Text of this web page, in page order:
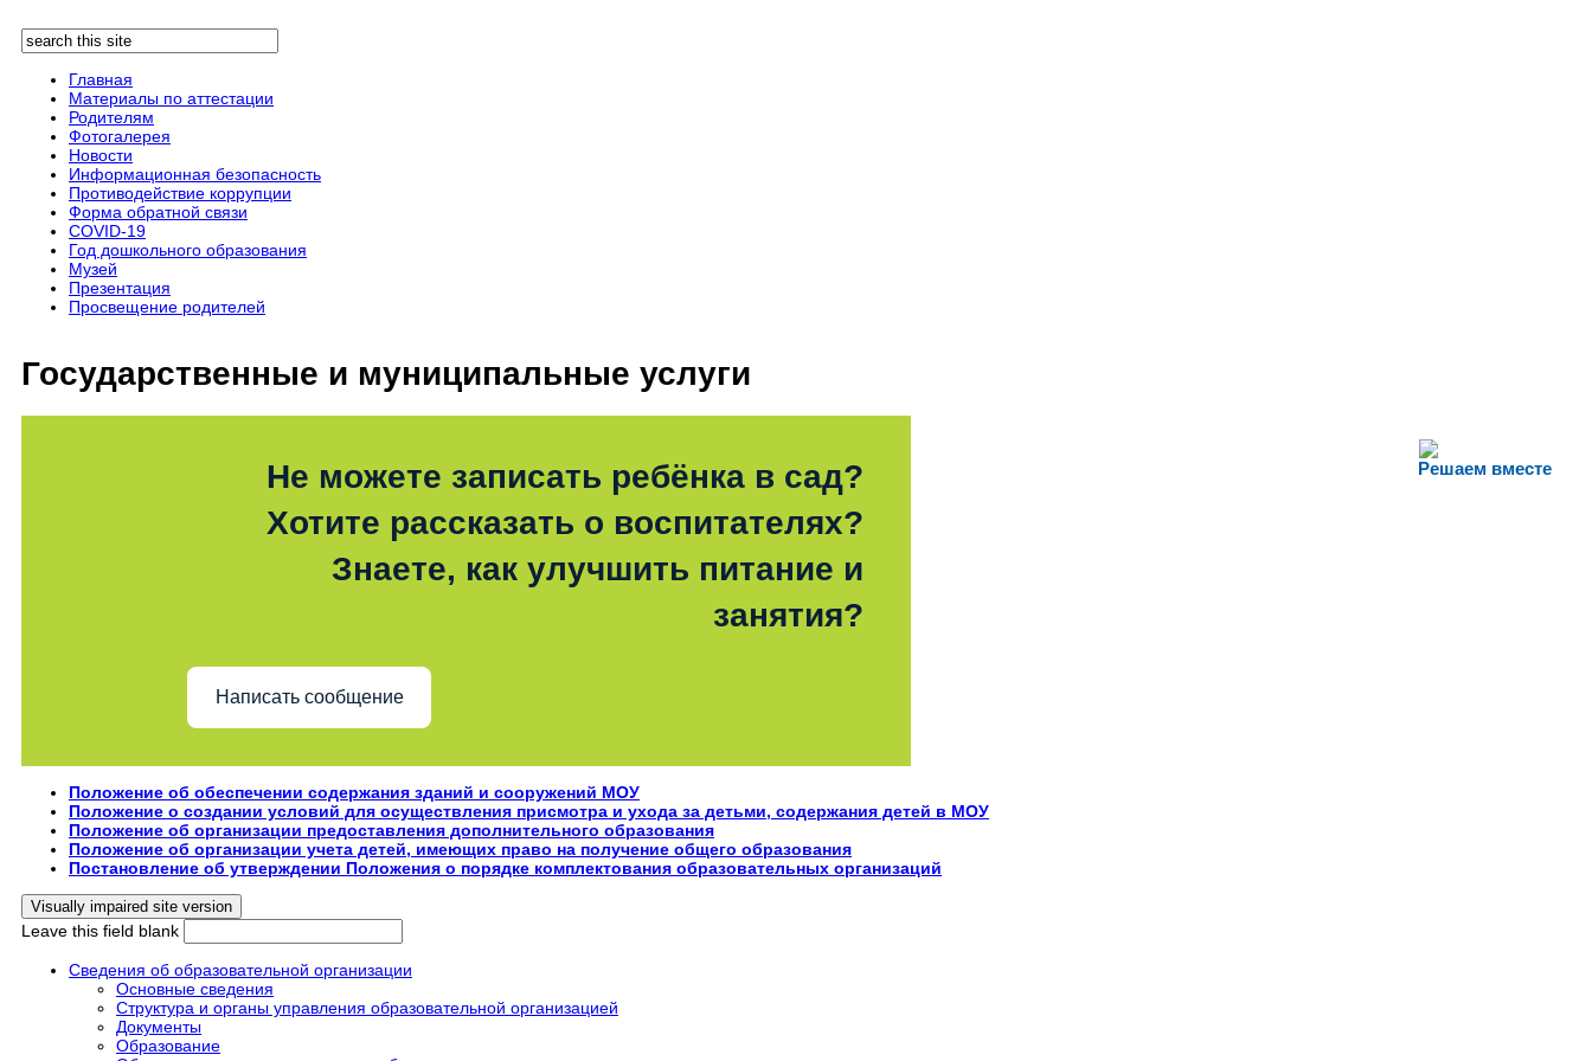
Перейти к основному содержанию
Форма поиска
Поиск
Главная
Материалы по аттестации
Родителям
Фотогалерея
Новости
Информационная безопасность
Противодействие коррупции
Форма обратной связи
COVID-19
Год дошкольного образования
Музей
Презентация
Просвещение родителей
Государственные и муниципальные услуги
Решаем вместе
Не можете записать ребёнка в сад?
Хотите рассказать о воспитателях?
Знаете, как улучшить питание и
занятия?
Написать сообщение
Положение об обеспечении содержания зданий и сооружений МОУ
Положение о создании условий для осуществления присмотра и ухода за детьми, содержания детей в МОУ
Положение об организации предоставления дополнительного образования
Положение об организации учета детей, имеющих право на получение общего образования
Постановление об утверждении Положения о порядке комплектования образовательных организаций
Leave this field blank
Сведения об образовательной организации
Основные сведения
Структура и органы управления образовательной организацией
Документы
Образование